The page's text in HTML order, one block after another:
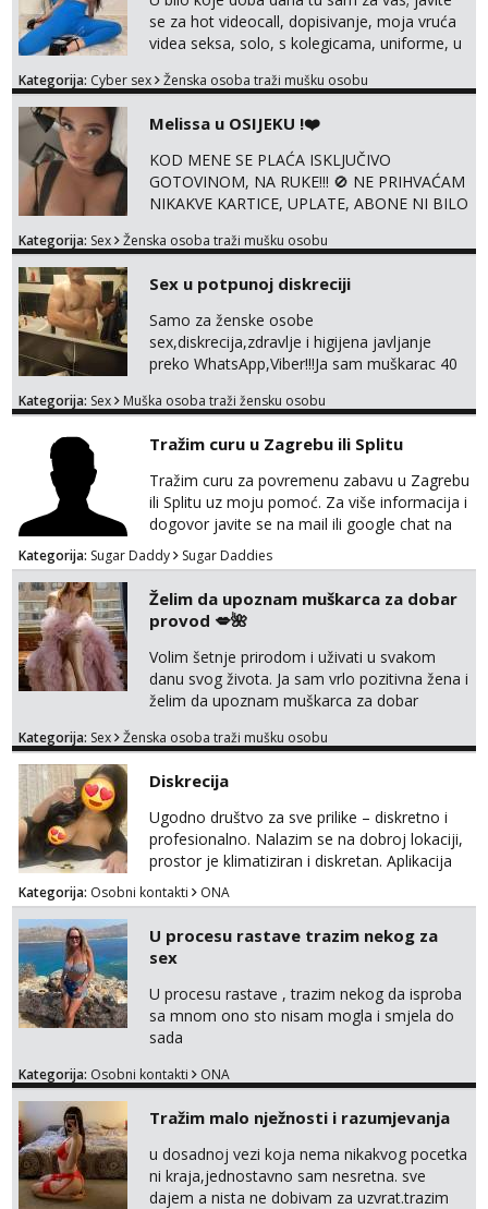
lokacije, suradnje s kolegicama, fetiši..
Dopisivanje i slike također radim. NIŠTA UŽI...
se za hot videocall, dopisivanje, moja vruća
videa seksa, solo, s kolegicama, uniforme, u
+385919977166 Telegram 👉
UŽIVO
Kategorija: Cyber sex Ženska osoba traži mušku osobu
Melissa u OSIJEKU !❤️
KOD MENE SE PLAĆA ISKLJUČIVO
GOTOVINOM, NA RUKE!!! 🚫 NE PRIHVAĆAM
NIKAKVE KARTICE, UPLATE, ABONE NI BILO
SAMO GOTOVINA!!! Moje fotografije su
za dopisivanja Za dogovor mi piši direktno na
WhatsApp – ako znaš što želiš, bit će ti
nagrađeno.
Kategorija: Sex Ženska osoba traži mušku osobu
Sex u potpunoj diskreciji
Samo za ženske osobe
sex,diskrecija,zdravlje i higijena javljanje
preko WhatsApp,Viber!!!Ja sam muškarac 40
sve stvar dogovora otvoren za sve
Kategorija: Sex Muška osoba traži žensku osobu
Tražim curu u Zagrebu ili Splitu
Tražim curu za povremenu zabavu u Zagrebu
ili Splitu uz moju pomoć. Za više informacija i
dogovor javite se na mail ili google chat na
oneofakind999111@gmail.com
Kategorija: Sugar Daddy Sugar Daddies
Želim da upoznam muškarca za dobar
provod 💋🌺
Volim šetnje prirodom i uživati u svakom
danu svog života. Ja sam vrlo pozitivna žena i
želim da upoznam muškarca za dobar
na link ispod i nadji me tamo, cekam te!
Kategorija: Sex Ženska osoba traži mušku osobu
Diskrecija
Ugodno društvo za sve prilike – diskretno i
profesionalno. Nalazim se na dobroj lokaciji,
prostor je klimatiziran i diskretan. Aplikacija
what sapp 0957660399.
Kategorija: Osobni kontakti ONA
U procesu rastave trazim nekog za
sex
U procesu rastave , trazim nekog da isproba
sa mnom ono sto nisam mogla i smjela do
sada
Kategorija: Osobni kontakti ONA
Tražim malo nježnosti i razumjevanja
u dosadnoj vezi koja nema nikakvog pocetka
ni kraja,jednostavno sam nesretna. sve
dajem a nista ne dobivam za uzvrat.trazim